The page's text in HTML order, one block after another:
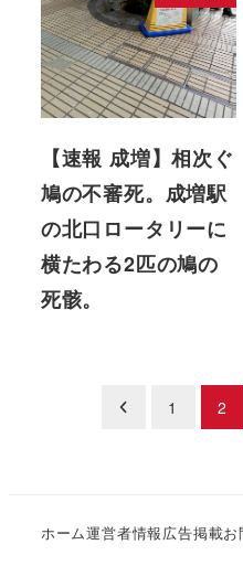
【速報 成増】相次ぐ
鳩の不審死。成増駅
の北口ロータリーに
横たわる2匹の鳩の
死骸。
ペ
1 2
ホーム運営者情報広告掲載お